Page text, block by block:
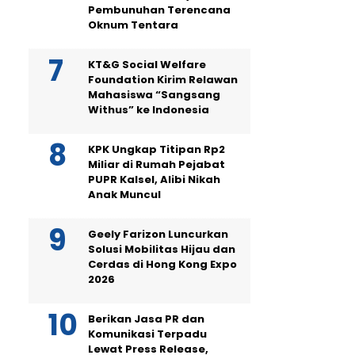
Pembunuhan Terencana
Oknum Tentara
KT&G Social Welfare
Foundation Kirim Relawan
Mahasiswa “Sangsang
Withus” ke Indonesia
KPK Ungkap Titipan Rp2
Miliar di Rumah Pejabat
PUPR Kalsel, Alibi Nikah
Anak Muncul
Geely Farizon Luncurkan
Solusi Mobilitas Hijau dan
Cerdas di Hong Kong Expo
2026
Berikan Jasa PR dan
Komunikasi Terpadu
Lewat Press Release,